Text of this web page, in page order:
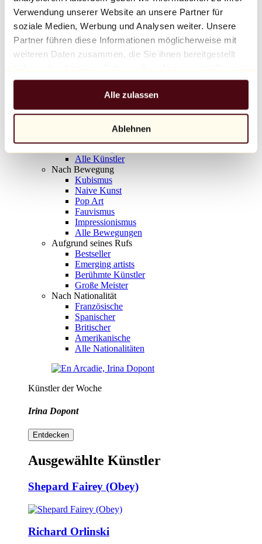
Verwendung unserer Website an unsere Partner für
soziale Medien, Werbung und Analysen weiter. Unsere
Partner führen diese Informationen möglicherweise mit
weiteren Daten zusammen, die Sie ihnen bereitgestellt
gesammelt haben.
Alle zulassen
Ablehnen
Balloon Dog (Orange)
Jeff Koons
10.000 €
Entdecken
Alle Bildhauer
Alle Fotografen
Alle Künstler
Nach Bewegung
Kubismus
Naive Kunst
Pop Art
Fauvismus
Impressionismus
Alle Bewegungen
Aufgrund seines Rufs
Bestseller
Emerging artists
Berühmte Künstler
Große Meister
Nach Nationalität
Französische
Spanischer
Britischer
Amerikanische
Alle Nationalitäten
Künstler der Woche
Irina Dopont
Entdecken
Ausgewählte Künstler
Shepard Fairey (Obey)
Richard Orlinski